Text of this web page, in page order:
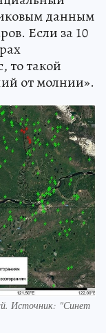
данным
Если за 10
то такой
от молнии».
Источник: "Синет